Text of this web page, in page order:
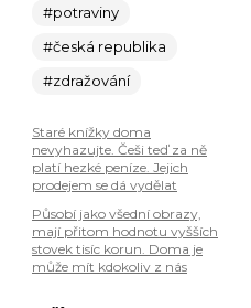
#potraviny
#česká republika
#zdražování
Staré knížky doma
nevyhazujte. Češi teď za ně
platí hezké peníze. Jejich
prodejem se dá vydělat
Působí jako všední obrazy,
mají přitom hodnotu vyšších
stovek tisíc korun. Doma je
může mít kdokoliv z nás